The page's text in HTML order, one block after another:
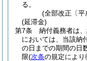
る。
(全部改正〔
(延滞金)
第7条
納付義務者は
においては、当該納
の日までの期間の日
限(次条の規定により